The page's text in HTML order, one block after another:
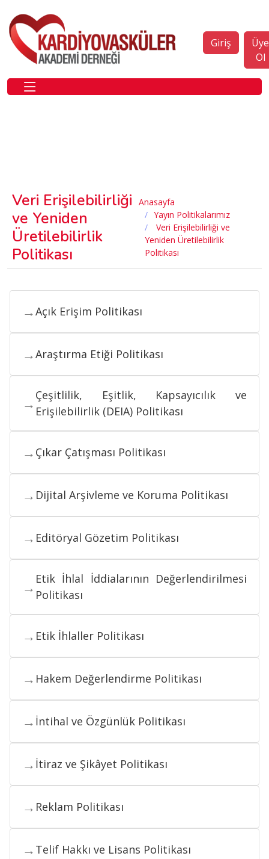
Giriş
Üye
Ol
Veri Erişilebilirliği
ve Yeniden
Üretilebilirlik
Politikası
Anasayfa
Yayın Politikalarımız
Veri Erişilebilirliği ve
Yeniden Üretilebilirlik
Politikası
→Açık Erişim Politikası
→Araştırma Etiği Politikası
→ Çeşitlilik, Eşitlik, Kapsayıcılık ve
Erişilebilirlik (DEIA) Politikası
→ Çıkar Çatışması Politikası
→ Dijital Arşivleme ve Koruma Politikası
→ Editöryal Gözetim Politikası
→ Etik İhlal İddialarının Değerlendirilmesi
Politikası
→ Etik İhlaller Politikası
→ Hakem Değerlendirme Politikası
→ İntihal ve Özgünlük Politikası
→ İtiraz ve Şikâyet Politikası
→ Reklam Politikası
→ Telif Hakkı ve Lisans Politikası